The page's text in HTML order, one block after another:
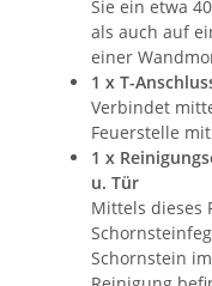
Sie ein etwa
als auch auf
einer
1 x T-
Verbindet
Feuerstelle
1 x
u. Tür
Mittels dieses
Schornstein